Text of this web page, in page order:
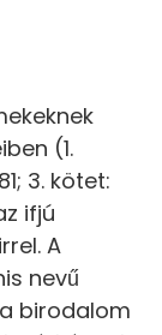
(1.
3. kötet:
ifjú
A
nevű
birodalom